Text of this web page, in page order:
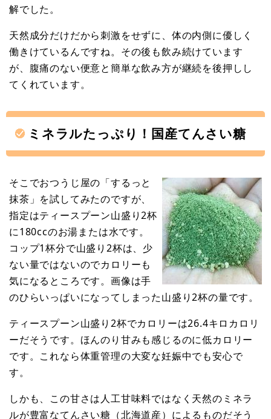
解でした。
天然成分だけだから刺激をせずに、体の内側に優しく
働きけているんですね。その後も飲み続けています
が、腹痛のない便意と簡単な飲み方が継続を後押しし
てくれています。
ミネラルたっぷり！国産てんさい糖
そこでおつうじ屋の「するっと
抹茶」を試してみたのですが、
指定はティースプーン山盛り2杯
に180ccのお湯または水です。
コップ1杯分で山盛り2杯は、少
ない量ではないのでカロリーも
気になるところです。画像は手
のひらいっぱいになってしまった山盛り2杯の量です。
ティースプーン山盛り2杯でカロリーは26.4キロカロリ
ーだそうです。ほんのり甘みも感じるのに低カロリー
です。これなら体重管理の大変な妊娠中でも安心で
す。
しかも、この甘さは人工甘味料ではなく天然のミネラ
ルが豊富なてんさい糖（北海道産）によるものだそう